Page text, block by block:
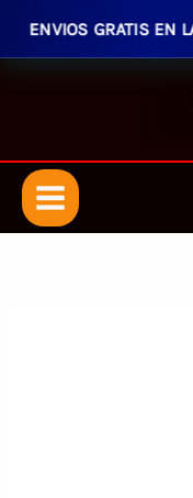
ENVIOS GRATIS EN